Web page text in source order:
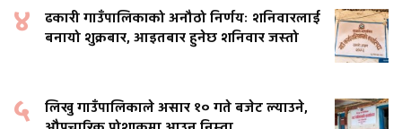
४
ढकारी गाउँपालिकाको अनौठो निर्णयः शनिवारलाई
बनायो शुक्रबार, आइतबार हुनेछ शनिवार जस्तो
५
लिखु गाउँपालिकाले असार १० गते बजेट ल्याउने,